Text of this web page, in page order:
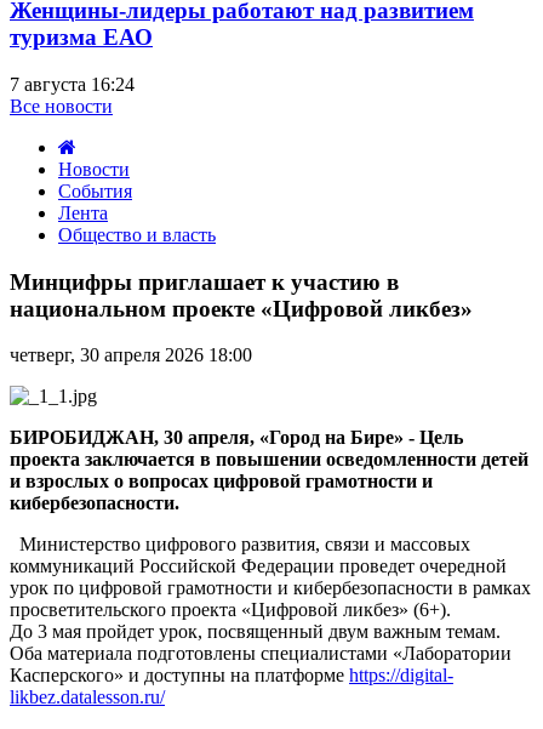
Женщины-лидеры работают над развитием
туризма ЕАО
7 августа 16:24
Все новости
Новости
События
Лента
Общество и власть
приглашает
участию
национальном
проекте
«Цифровой
ликбез»
Минцифры приглашает к участию в
национальном проекте «Цифровой ликбез»
четверг, 30 апреля 2026 18:00
БИРОБИДЖАН, 30 апреля, «Город на Бире» - Цель
проекта заключается в повышении осведомленности детей
и взрослых о вопросах цифровой грамотности и
кибербезопасности.
Министерство цифрового развития, связи и массовых
коммуникаций Российской Федерации проведет очередной
урок по цифровой грамотности и кибербезопасности в рамках
просветительского проекта «Цифровой ликбез» (6+).
До 3 мая пройдет урок, посвященный двум важным темам.
Оба материала подготовлены специалистами «Лаборатории
Касперского» и доступны на платформе https://digital-
likbez.datalesson.ru/